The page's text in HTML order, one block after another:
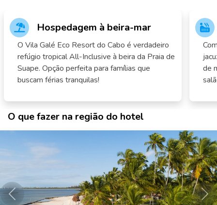
Hospedagem à beira-mar
O Vila Galé Eco Resort do Cabo é verdadeiro
refúgio tropical All-Inclusive à beira da Praia de
Suape. Opção perfeita para famílias que
buscam férias tranquilas!
de
O que fazer na região do hotel
Anterior